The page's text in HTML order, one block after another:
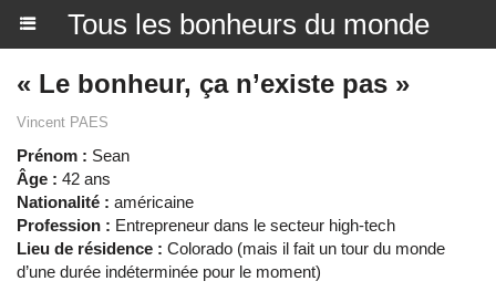
Tous les bonheurs du monde
« Le bonheur, ça n’existe pas »
Vincent PAES
Prénom : Sean
Âge : 42 ans
Nationalité : américaine
Profession : Entrepreneur dans le secteur high-tech
Lieu de résidence : Colorado (mais il fait un tour du monde
d’une durée indéterminée pour le moment)